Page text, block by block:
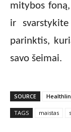
mitybos
ir
parinktis,
savo šeimai.
SOURCE
TAGS maistas